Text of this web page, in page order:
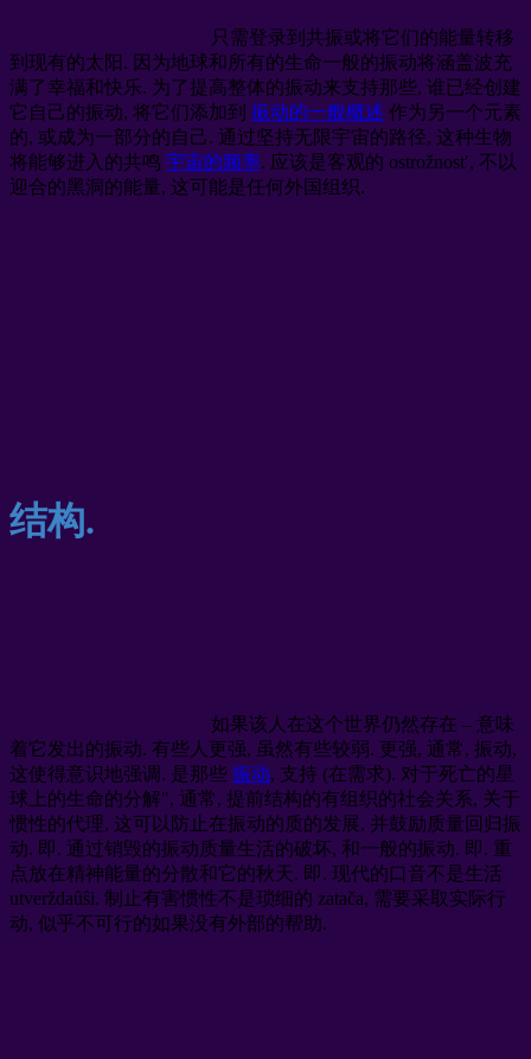
只需登录到共振或将它们的能量转移
到现有的太阳. 因为地球和所有的生命一般的振动将涵盖波充
满了幸福和快乐. 为了提高整体的振动来支持那些, 谁已经创建
它自己的振动, 将它们添加到 振动的一般概述 作为另一个元素
的, 或成为一部分的自己. 通过坚持无限宇宙的路径, 这种生物
将能够进入的共鸣 宇宙的频率. 应该是客观的 ostrožnost′, 不以
迎合的黑洞的能量, 这可能是任何外国组织.
结构.
如果该人在这个世界仍然存在 – 意味
着它发出的振动. 有些人更强, 虽然有些较弱. 更强, 通常, 振动,
这使得意识地强调. 是那些 振动, 支持 (在需求). 对于死亡的星
球上的生命的分解", 通常, 提前结构的有组织的社会关系, 关于
惯性的代理, 这可以防止在振动的质的发展, 并鼓励质量回归振
动. 即. 通过销毁的振动质量生活的破坏, 和一般的振动. 即. 重
点放在精神能量的分散和它的秋天. 即. 现代的口音不是生活
utverždaûŝi. 制止有害惯性不是琐细的 zatača, 需要采取实际行
动, 似乎不可行的如果没有外部的帮助.